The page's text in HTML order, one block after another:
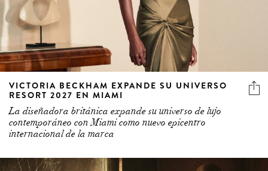
VICTORIA BECKHAM EXPANDE SU UNIVERSO
RESORT 2027 EN MIAMI
La diseñadora británica expande su universo de lujo
contemporáneo con Miami como nuevo epicentro
internacional de la marca